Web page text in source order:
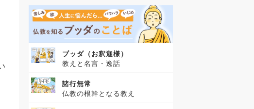
ブッダ（お釈迦様）
教えと名言・逸話
諸行無常
仏教の根幹となる教え